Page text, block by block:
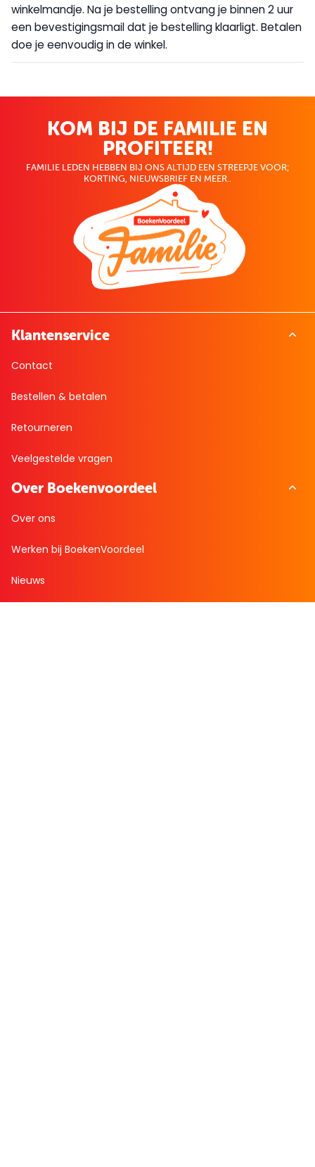
winkelmandje. Na je bestelling ontvang je binnen 2 uur
een bevestigingsmail dat je bestelling klaarligt. Betalen
doe je eenvoudig in de winkel.
KOM BIJ DE FAMILIE EN
PROFITEER!
FAMILIE LEDEN HEBBEN BIJ ONS ALTIJD EEN STREEPJE VOOR;
KORTING, NIEUWSBRIEF EN MEER..
Klantenservice
Contact
Bestellen & betalen
Retourneren
Veelgestelde vragen
Over Boekenvoordeel
Over ons
Werken bij BoekenVoordeel
Nieuws